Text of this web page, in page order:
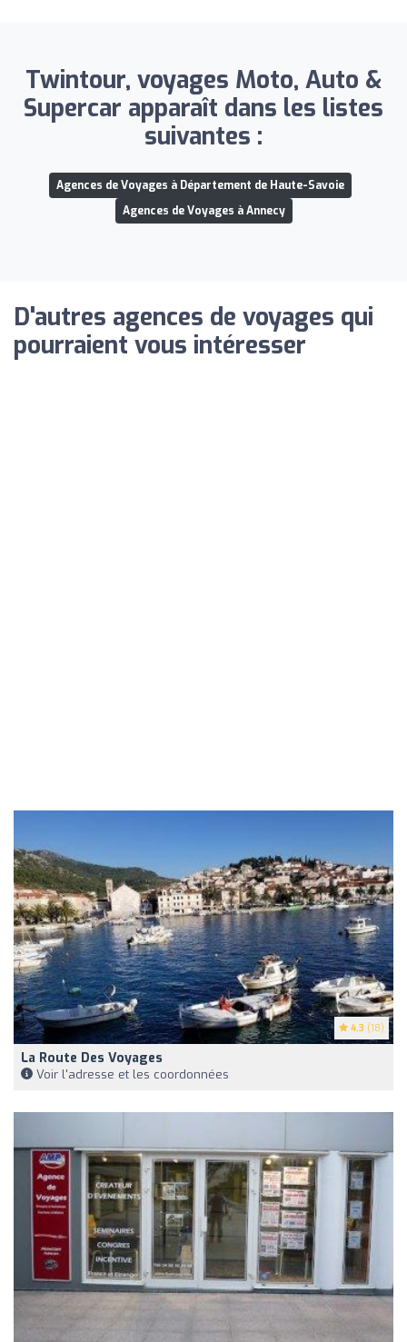
Twintour, voyages Moto, Auto &
Supercar apparaît dans les listes
suivantes :
Agences de Voyages à Département de Haute-Savoie
Agences de Voyages à Annecy
D'autres agences de voyages qui
pourraient vous intéresser
4.3 (18)
La Route Des Voyages
Voir l'adresse et les coordonnées